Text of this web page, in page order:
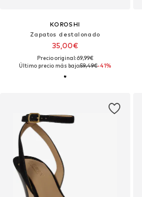
KOROSHI
Zapatos destalonado
35,00€
Precio original: 69,99€
Último precio más bajo:59,49€-41%